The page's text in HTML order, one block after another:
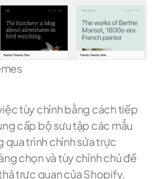
tùy chỉnh bằng cách tiếp
cấp bộ sưu tập các mẫu
trình chỉnh sửa trực
chọn và tùy chỉnh chủ đề
trực quan của Shopify.